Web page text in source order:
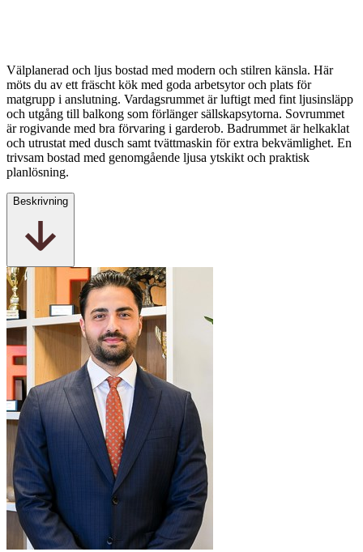
Välplanerad och ljus bostad med modern och stilren känsla. Här
möts du av ett fräscht kök med goda arbetsytor och plats för
matgrupp i anslutning. Vardagsrummet är luftigt med fint ljusinsläpp
och utgång till balkong som förlänger sällskapsytorna. Sovrummet
är rogivande med bra förvaring i garderob. Badrummet är helkaklat
och utrustat med dusch samt tvättmaskin för extra bekvämlighet. En
trivsam bostad med genomgående ljusa ytskikt och praktisk
planlösning.
Beskrivning